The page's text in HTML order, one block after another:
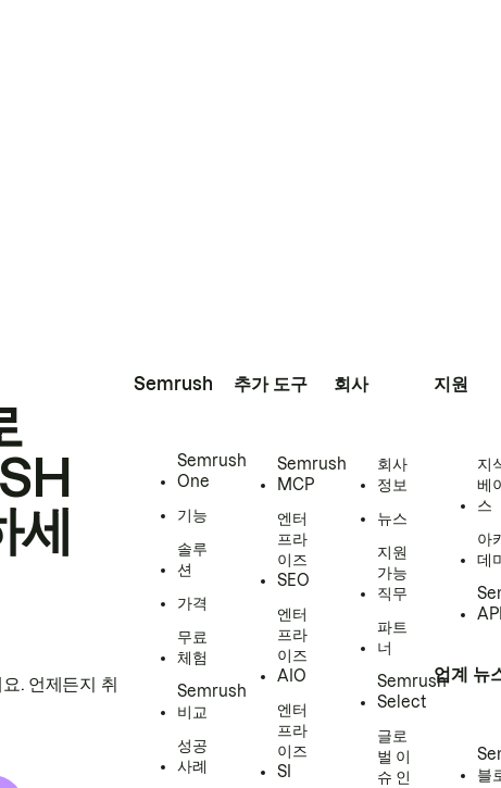
세
. 언제든지 취
Semrush
Semrush
One
기능
솔루
션
가격
무료
체험
Semrush
비교
성공
사례
추가 도구
Semrush
MCP
엔터
프라
이즈
SEO
엔터
프라
이즈
AIO
엔터
프라
이즈
SI
회사
회사
정보
뉴스
지원
가능
직무
파트
너
Semrush
Select
글로
벌 이
슈 인
지원
지
베
스
아
데
업계 뉴
블